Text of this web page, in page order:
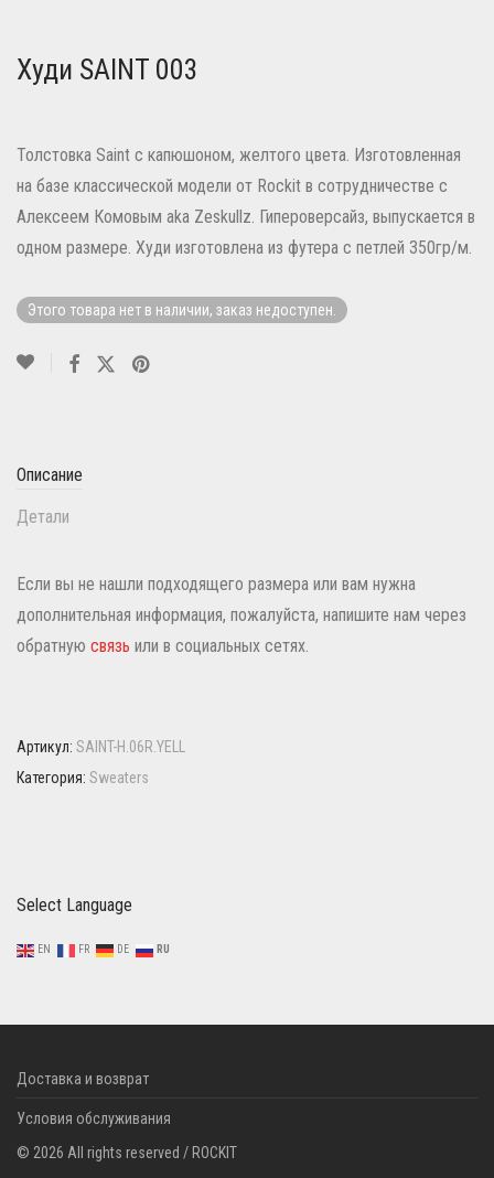
Худи SAINT 003
Толстовка Saint с капюшоном, желтого цвета. Изготовленная
на базе классической модели от Rockit в сотрудничестве с
Алексеем Комовым aka Zeskullz. Гипероверсайз, выпускается в
одном размере. Худи изготовлена из футера с петлей 350гр/м.
Этого товара нет в наличии, заказ недоступен.
Описание
Детали
Если вы не нашли подходящего размера или вам нужна
дополнительная информация, пожалуйста, напишите нам через
обратную связь или в социальных сетях.
Артикул: SAINT-H.06R.YELL
Категория: Sweaters
Select Language
EN FR DE RU
Доставка и возврат
Условия обслуживания
© 2026 All rights reserved / ROCKIT